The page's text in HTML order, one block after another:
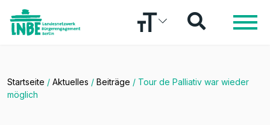
Startseite / Aktuelles / Beiträge / Tour de Palliativ war wieder
möglich